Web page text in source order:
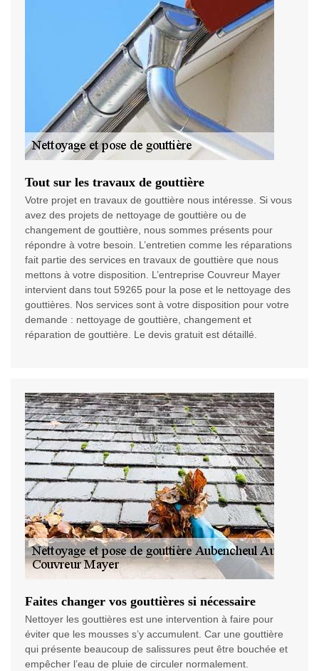
Tout sur les travaux de gouttière
Votre projet en travaux de gouttière nous intéresse. Si vous
avez des projets de nettoyage de gouttière ou de
changement de gouttière, nous sommes présents pour
répondre à votre besoin. L’entretien comme les réparations
fait partie des services en travaux de gouttière que nous
mettons à votre disposition. L’entreprise Couvreur Mayer
intervient dans tout 59265 pour la pose et le nettoyage des
gouttières. Nos services sont à votre disposition pour votre
demande : nettoyage de gouttière, changement et
réparation de gouttière. Le devis gratuit est détaillé.
Faites changer vos gouttières si nécessaire
Nettoyer les gouttières est une intervention à faire pour
éviter que les mousses s’y accumulent. Car une gouttière
qui présente beaucoup de salissures peut être bouchée et
empêcher l’eau de pluie de circuler normalement.